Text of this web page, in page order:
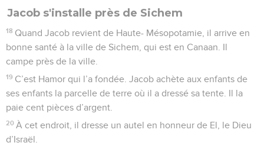
Jacob s'installe près de Sichem
18 Quand Jacob revient de Haute- Mésopotamie, il arrive en
bonne santé à la ville de Sichem, qui est en Canaan. Il
campe près de la ville.
19 C’est Hamor qui l’a fondée. Jacob achète aux enfants de
ses enfants la parcelle de terre où il a dressé sa tente. Il la
paie cent pièces d’argent.
20 À cet endroit, il dresse un autel en honneur de El, le Dieu
d’Israël.